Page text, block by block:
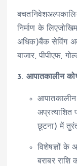
निर्माण के
अधिक)बैंक सेविंग
बाजार, पीपीएफ,
3. आपातकालीन
आपातकालीन
अप्रत्याशित
छूटना) में
विशेषज्ञों के
बराबर